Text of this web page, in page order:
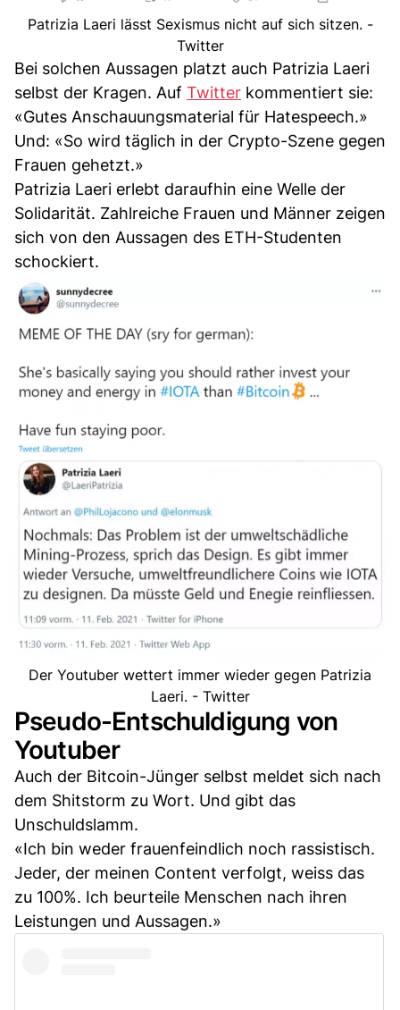
Patrizia Laeri lässt Sexismus nicht auf sich sitzen. -
Twitter
Bei solchen Aussagen platzt auch Patrizia Laeri
selbst der Kragen. Auf Twitter kommentiert sie:
«Gutes Anschauungsmaterial für Hatespeech.»
Und: «So wird täglich in der Crypto-Szene gegen
Frauen gehetzt.»
Patrizia Laeri erlebt daraufhin eine Welle der
Solidarität. Zahlreiche Frauen und Männer zeigen
sich von den Aussagen des ETH-Studenten
schockiert.
Der Youtuber wettert immer wieder gegen Patrizia
Laeri. - Twitter
Pseudo-Entschuldigung von
Youtuber
Auch der Bitcoin-Jünger selbst meldet sich nach
dem Shitstorm zu Wort. Und gibt das
Unschuldslamm.
«Ich bin weder frauenfeindlich noch rassistisch.
Jeder, der meinen Content verfolgt, weiss das
zu 100%. Ich beurteile Menschen nach ihren
Leistungen und Aussagen.»